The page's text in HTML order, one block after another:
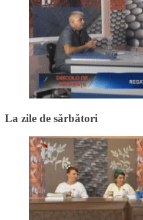
La zile de sărbători